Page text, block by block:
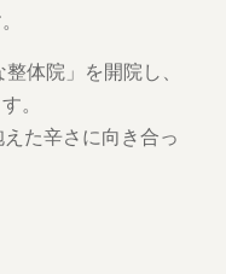
体院」を開院し、
。
た辛さに向き合っ